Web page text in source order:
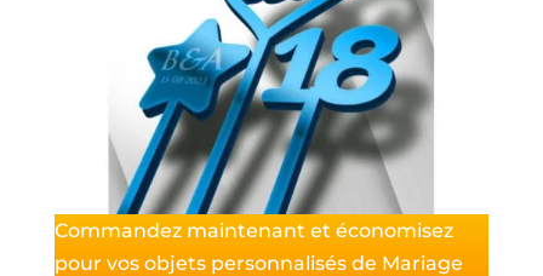
Commandez maintenant et économisez
pour vos objets personnalisés de Mariage